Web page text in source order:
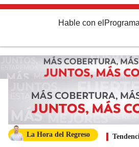
Hable con el Programa
La Hora del Regreso